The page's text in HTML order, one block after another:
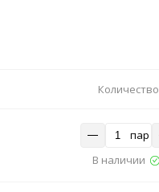
Количество
пар
В наличии